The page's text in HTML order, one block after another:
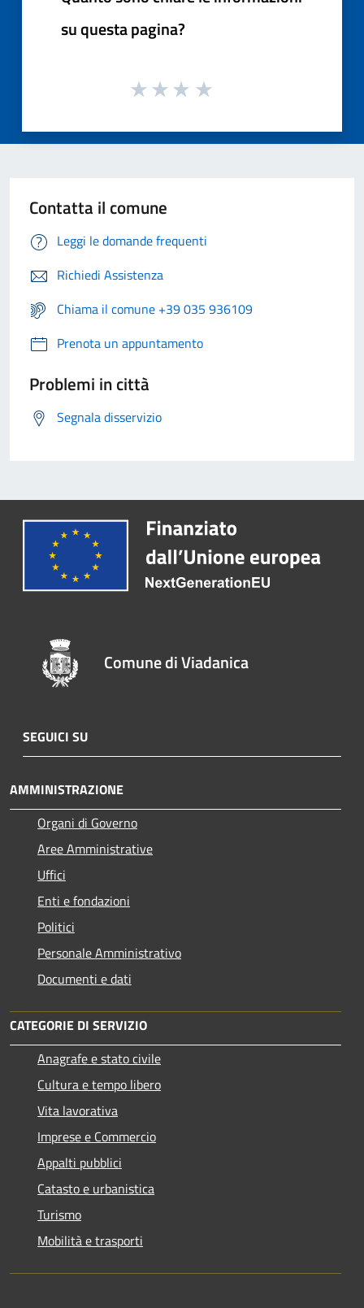
su questa pagina?
Contatta il comune
Leggi le domande frequenti
Richiedi Assistenza
Chiama il comune +39 035 936109
Prenota un appuntamento
Problemi in città
Segnala disservizio
Comune di Viadanica
SEGUICI SU
AMMINISTRAZIONE
Organi di Governo
Aree Amministrative
Uffici
Enti e fondazioni
Politici
Personale Amministrativo
Documenti e dati
CATEGORIE DI SERVIZIO
Anagrafe e stato civile
Cultura e tempo libero
Vita lavorativa
Imprese e Commercio
Appalti pubblici
Catasto e urbanistica
Turismo
Mobilità e trasporti